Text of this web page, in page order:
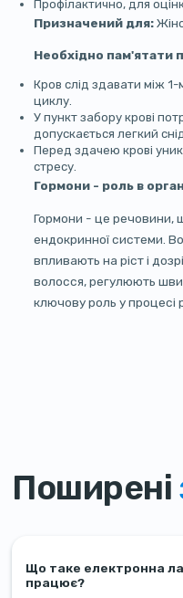
Профілактично, для
Призначений для:
Необхідно пам'ятати
Кров слід здавати між
циклу.
У пункт забору крові
допускається легкий
Перед здачею крові
стресу.
Гормони - роль в
Гормони - це речовини,
ендокринної системи.
впливають на ріст і
волосся, регулюють
ключову роль у процесі
Поширені
Що таке електронна
працює?